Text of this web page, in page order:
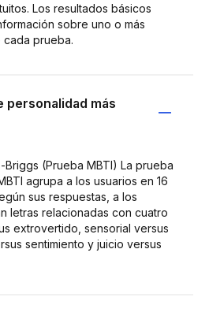
Los resultados básicos
sobre uno o más
prueba.
personalidad más
(Prueba MBTI) La prueba
agrupa a los usuarios en 16
sus respuestas, a los
letras relacionadas con cuatro
extrovertido, sensorial versus
sentimiento y juicio versus